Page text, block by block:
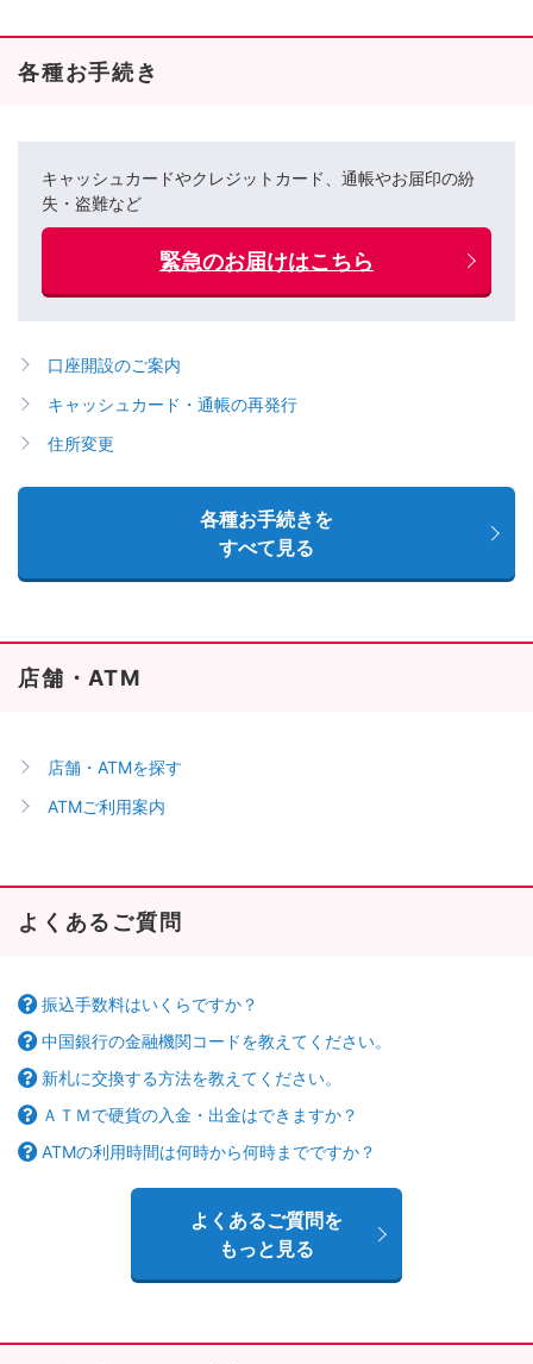
各種お手続き
キャッシュカードやクレジットカード、通帳やお届印の紛
失・盗難など
緊急のお届けはこちら
口座開設のご案内
キャッシュカード・通帳の再発行
住所変更
各種お手続きを
すべて見る
店舗・ATM
店舗・ATMを探す
ATMご利用案内
よくあるご質問
振込手数料はいくらですか？
中国銀行の金融機関コードを教えてください。
新札に交換する方法を教えてください。
ＡＴＭで硬貨の入金・出金はできますか？
ATMの利用時間は何時から何時までですか？
よくあるご質問を
もっと見る